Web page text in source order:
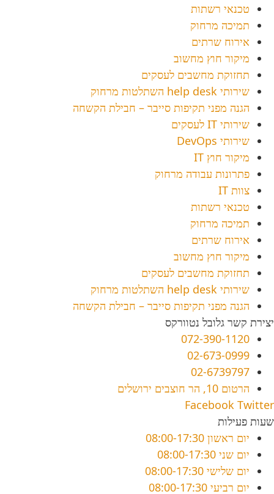
טכנאי רשתות
תמיכה מרחוק
אירוח שרתים
מיקור חוץ מחשוב
תחזוקת מחשבים לעסקים
שירותי help desk השתלטות מרחוק
הגנה מפני תקיפות סייבר – חבילת הקשחה
שירותי IT לעסקים
שירותי DevOps
מיקור חוץ IT
פתרונות עבודה מרחוק
צוות IT
טכנאי רשתות
תמיכה מרחוק
אירוח שרתים
מיקור חוץ מחשוב
תחזוקת מחשבים לעסקים
שירותי help desk השתלטות מרחוק
הגנה מפני תקיפות סייבר – חבילת הקשחה
יצירת קשר גלובל נטוורקס
072-390-1120
02-673-0999
02-6739797
הרטום 10, הר חוצבים ירושלים
Facebook Twitter
שעות פעילות
יום ראשון 08:00-17:30
יום שני 08:00-17:30
יום שלישי 08:00-17:30
יום רביעי 08:00-17:30